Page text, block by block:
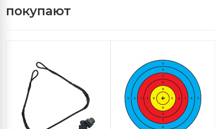
покупают